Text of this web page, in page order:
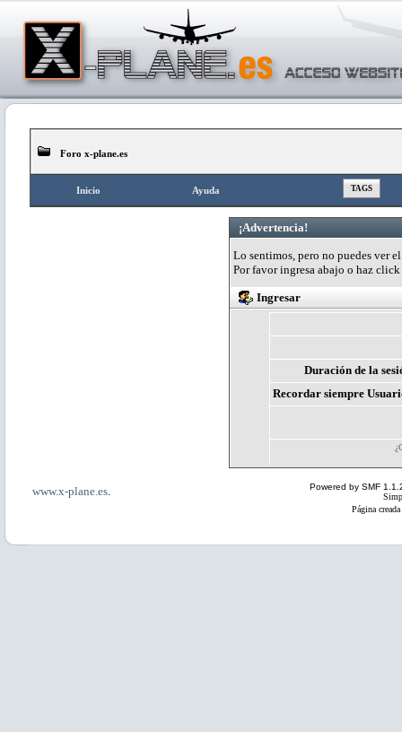
Foro x-plane.es
Inicio Ayuda TAGS
¡Advertencia!
Lo sentimos, pero no puedes ver
Por favor ingresa abajo o haz click
Ingresar
Duración de la
Recordar siempre
www.x-plane.es
Powered by SMF
Página